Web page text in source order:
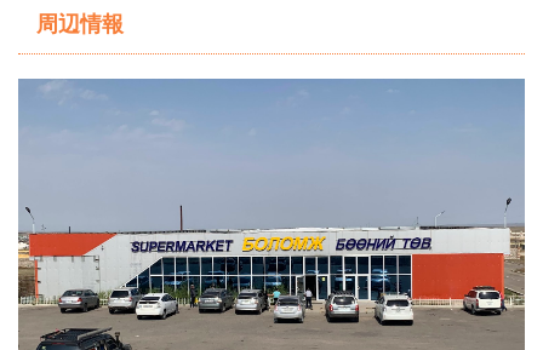
周辺情報